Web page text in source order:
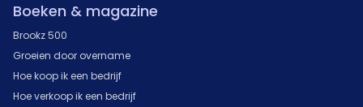
Boeken & magazine
Brookz 500
Groeien door overname
Hoe koop ik een bedrijf
Hoe verkoop ik een bedrijf